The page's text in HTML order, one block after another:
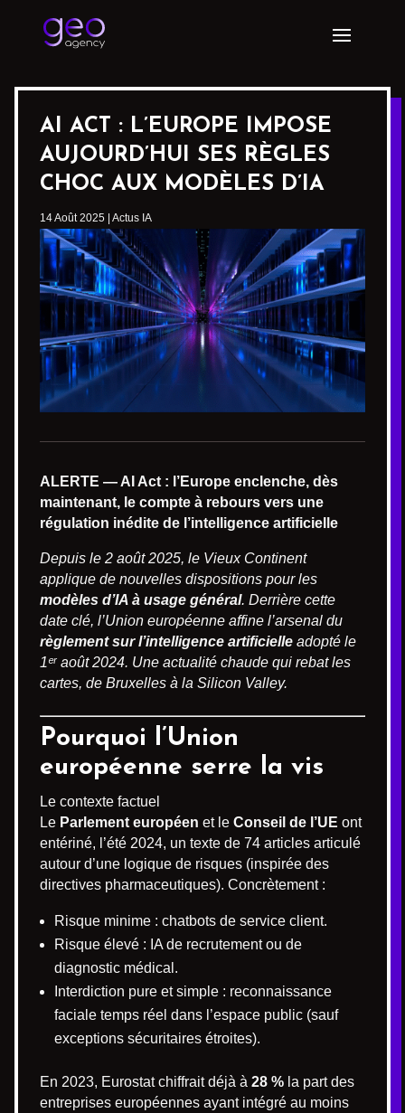
AI ACT : L’EUROPE IMPOSE
AUJOURD’HUI SES RÈGLES
CHOC AUX MODÈLES D’IA
14 Août 2025 Actus IA
ALERTE — AI Act : l’Europe enclenche, dès
maintenant, le compte à rebours vers une
régulation inédite de l’intelligence artificielle
Depuis le 2 août 2025, le Vieux Continent
applique de nouvelles dispositions pour les
modèles d’IA à usage général. Derrière cette
date clé, l’Union européenne affine l’arsenal du
règlement sur l’intelligence artificielle adopté le
1ᵉʳ août 2024. Une actualité chaude qui rebat les
cartes, de Bruxelles à la Silicon Valley.
Pourquoi l’Union
européenne serre la vis
Le contexte factuel
Le Parlement européen et le Conseil de l’UE ont
entériné, l’été 2024, un texte de 74 articles articulé
autour d’une logique de risques (inspirée des
directives pharmaceutiques). Concrètement :
Risque minime : chatbots de service client.
Risque élevé : IA de recrutement ou de
diagnostic médical.
Interdiction pure et simple : reconnaissance
faciale temps réel dans l’espace public (sauf
exceptions sécuritaires étroites).
En 2023, Eurostat chiffrait déjà à 28 % la part des
entreprises européennes ayant intégré au moins